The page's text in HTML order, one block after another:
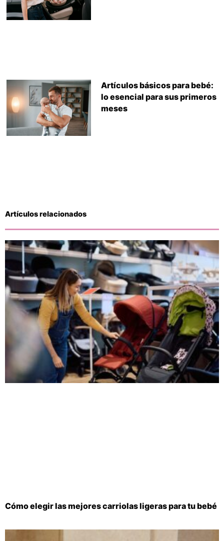
Artículos básicos para bebé:
lo esencial para sus primeros
meses
Artículos relacionados
Cómo elegir las mejores carriolas ligeras para tu bebé